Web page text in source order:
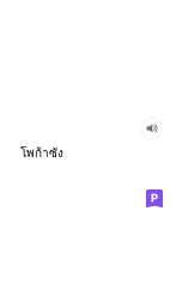
โพก้าซัง